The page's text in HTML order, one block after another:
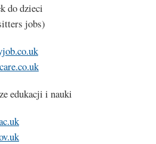
do dzieci
jobs)
edukacji i nauki